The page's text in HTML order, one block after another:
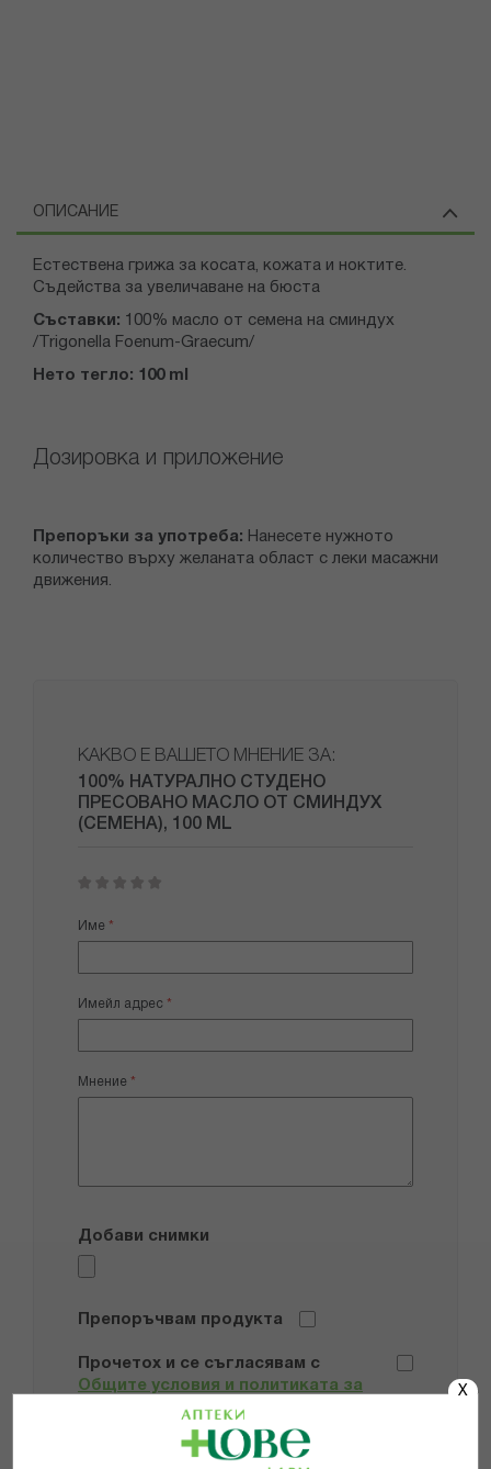
X
ОПИСАНИЕ
Естествена грижа за косата, кожата и ноктите.
Съдейства за увеличаване на бюста
Съставки: 100% масло от семена на сминдух
/Trigonella Foenum-Graecum/
Нето тегло: 100 ml
Дозировка и приложение
Препоръки за употреба: Нанесете нужното
количество върху желаната област с леки масажни
движения.
КАКВО Е ВАШЕТО МНЕНИЕ ЗА:
100% НАТУРАЛНО СТУДЕНО
ПРЕСОВАНО МАСЛО ОТ СМИНДУХ
(СЕМЕНА), 100 ML
star
stars
stars
stars
stars
Име
Имейл адрес
Мнение
Добави снимки
Препоръчвам продукта
Прочетох и се съгласявам с
Общите условия и политиката за
поверителност *